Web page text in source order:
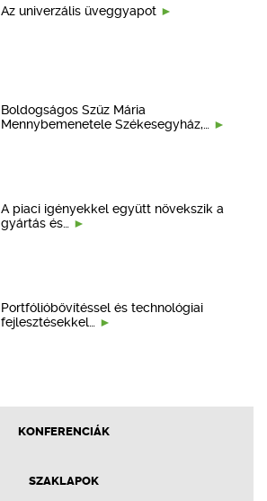
Az univerzális üveggyapot
Boldogságos Szűz Mária
Mennybemenetele Székesegyház,…
A piaci igényekkel együtt növekszik a
gyártás és…
Portfólióbővítéssel és technológiai
fejlesztésekkel…
KONFERENCIÁK
SZAKLAPOK